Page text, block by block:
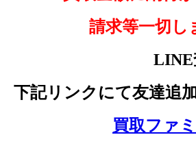
請求等一切し
LINE
下記リンクにて友達追
買取ファ